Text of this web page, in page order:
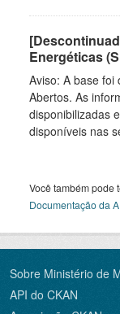
Energéticas
Aviso: A base foi
Abertos. As
disponibilizadas
disponíveis nas
Você também pode
Documentação da
Sobre Ministério de
API do CKAN